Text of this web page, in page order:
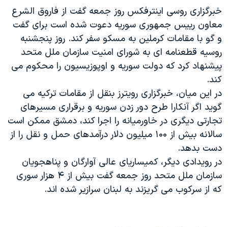
همایش محافظه‌کاران آمریکا «سی‌پک»
صفحه‌های ویژه
سفر پرزیدنت ترامپ به چین
خبرگزاری روسی اینترفکس روز جمعه گفت از فاروق الشرع
معاون رییس جمهوری سوریه دعوت شده است برای گفت
و گو با مقامات کرملین به مسکو سفر کند. روز پنجشنبه
روسیه قطعنامه ای به شورای امنیت سازمان ملل متحد
پیشنهاد کرد که دولت سوریه و اوپوزیسیون را محکوم می
کند.
در این میان، خبرگزاری رویترز بنقل از مقامات ترکیه می
گوید اگر آنکارا طرح دور زدن سوریه و برقراری مسیرهای
تجارتی دیگری در خاورمیانه را اجرا کند، دمشق ممکن است
سالانه بیش از ۱۰۰ میلیون دلار درآمدهای حمل و نقل را از
دست بدهد.
در رویدادی دیگر، کمیساریای عالی آوارگان و پناهجویان
سازمان ملل متحد روز جمعه گفت بیش از ۴ هزار سوری
که از سرکوب می گریزند به لبنان سرازیر شده اند.